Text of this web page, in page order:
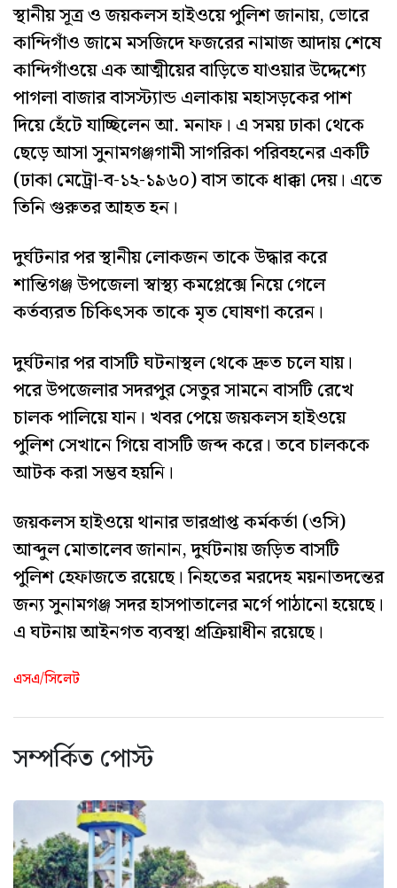
স্থানীয় সূত্র ও জয়কলস হাইওয়ে পুলিশ জানায়, ভোরে
কান্দিগাঁও জামে মসজিদে ফজরের নামাজ আদায় শেষে
কান্দিগাঁওয়ে এক আত্মীয়ের বাড়িতে যাওয়ার উদ্দেশ্যে
পাগলা বাজার বাসস্ট্যান্ড এলাকায় মহাসড়কের পাশ
দিয়ে হেঁটে যাচ্ছিলেন আ. মনাফ। এ সময় ঢাকা থেকে
ছেড়ে আসা সুনামগঞ্জগামী সাগরিকা পরিবহনের একটি
(ঢাকা মেট্রো-ব-১২-১৯৬০) বাস তাকে ধাক্কা দেয়। এতে
তিনি গুরুতর আহত হন।
দুর্ঘটনার পর স্থানীয় লোকজন তাকে উদ্ধার করে
শান্তিগঞ্জ উপজেলা স্বাস্থ্য কমপ্লেক্সে নিয়ে গেলে
কর্তব্যরত চিকিৎসক তাকে মৃত ঘোষণা করেন।
দুর্ঘটনার পর বাসটি ঘটনাস্থল থেকে দ্রুত চলে যায়।
পরে উপজেলার সদরপুর সেতুর সামনে বাসটি রেখে
চালক পালিয়ে যান। খবর পেয়ে জয়কলস হাইওয়ে
পুলিশ সেখানে গিয়ে বাসটি জব্দ করে। তবে চালককে
আটক করা সম্ভব হয়নি।
জয়কলস হাইওয়ে থানার ভারপ্রাপ্ত কর্মকর্তা (ওসি)
আব্দুল মোতালেব জানান, দুর্ঘটনায় জড়িত বাসটি
পুলিশ হেফাজতে রয়েছে। নিহতের মরদেহ ময়নাতদন্তের
জন্য সুনামগঞ্জ সদর হাসপাতালের মর্গে পাঠানো হয়েছে।
এ ঘটনায় আইনগত ব্যবস্থা প্রক্রিয়াধীন রয়েছে।
এসএ/সিলেট
সম্পর্কিত পোস্ট